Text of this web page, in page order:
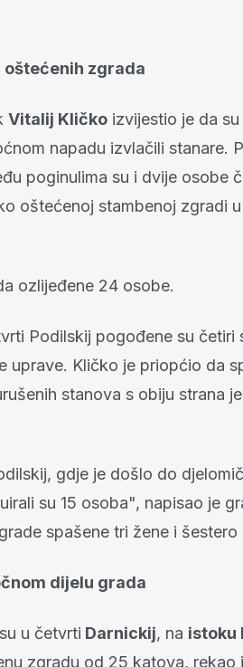
zgrada
Vitalij Kličko izvijestio je da
napadu izvlačili stanare.
poginulima su i dvije osobe
oštećenoj stambenoj zgradi
ozlijeđene 24 osobe.
Podilskij pogođene su četiri
uprave. Kličko je priopćio da
stanova s obiju strana
gdje je došlo do
su 15 osoba", napisao je
spašene tri žene i šestero
dijelu grada
u četvrti Darnickij, na istoku
zgradu od 25 katova, rekao